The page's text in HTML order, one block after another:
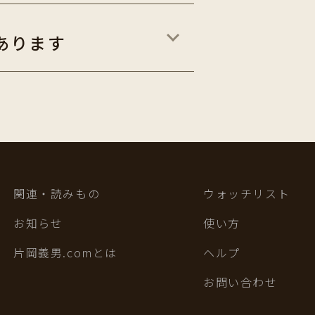
ります
関連・読みもの
お知らせ
片岡義男.comとは
ウォッチリスト
使い方
ヘルプ
お問い合わせ